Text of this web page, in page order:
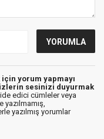
yorum yapmayı
sesinizi duyurmak
edici cümleler veya
yazılmamış,
yazılmış yorumlar